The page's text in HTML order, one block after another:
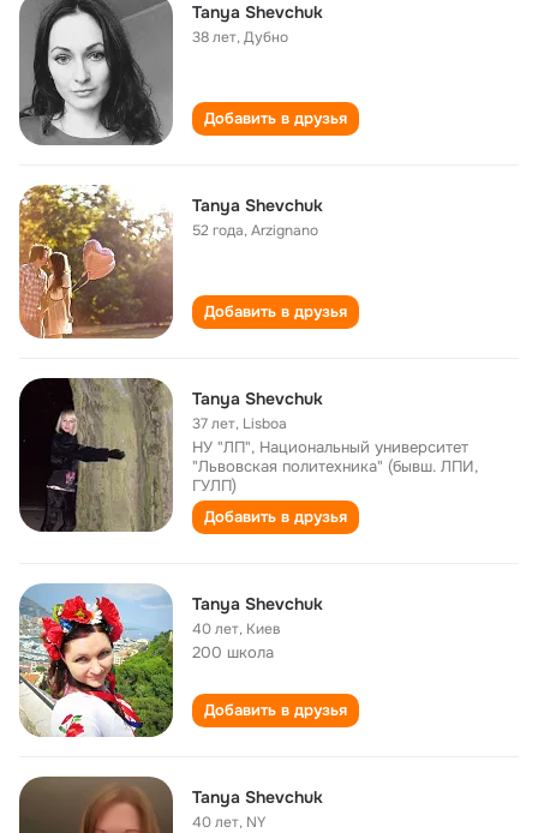
Tanya Shevchuk
38 лет,Дубно
Добавить в друзья
Tanya Shevchuk
52 года,Arzignano
Добавить в друзья
Tanya Shevchuk
37 лет, Lisboa
НУ "ЛП", Национальный университет
"Львовская политехника" (бывш. ЛПИ,
ГУЛП)
Добавить в друзья
Tanya Shevchuk
40 лет, Kиев
200 школа
Добавить в друзья
Tanya Shevchuk
40 лет, NY